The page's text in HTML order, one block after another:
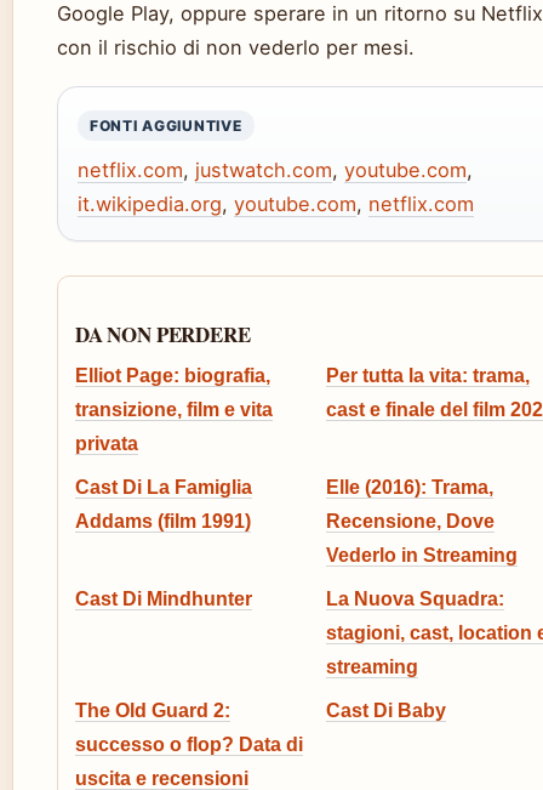
Google Play, oppure sperare in un ritorno su
con il rischio di non vederlo per mesi.
FONTI AGGIUNTIVE
netflix.com, justwatch.com, youtube.com,
it.wikipedia.org, youtube.com, netflix.com
DA NON PERDERE
Elliot Page: biografia,
transizione, film e vita
privata
Per tutta la vita: trama,
cast e finale del film
Cast Di La Famiglia
Addams (film 1991)
Elle (2016): Trama,
Recensione, Dove
Vederlo in Streaming
Cast Di Mindhunter
La Nuova Squadra:
stagioni, cast, location
streaming
The Old Guard 2:
successo o flop? Data di
uscita e recensioni
Cast Di Baby